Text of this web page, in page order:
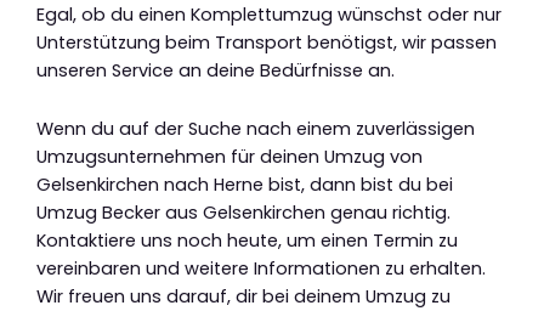
Egal, ob du einen Komplettumzug wünschst oder nur
Unterstützung beim Transport benötigst, wir passen
unseren Service an deine Bedürfnisse an.
Wenn du auf der Suche nach einem zuverlässigen
Umzugsunternehmen für deinen Umzug von
Gelsenkirchen nach Herne bist, dann bist du bei
Umzug Becker aus Gelsenkirchen genau richtig.
Kontaktiere uns noch heute, um einen Termin zu
vereinbaren und weitere Informationen zu erhalten.
Wir freuen uns darauf, dir bei deinem Umzug zu